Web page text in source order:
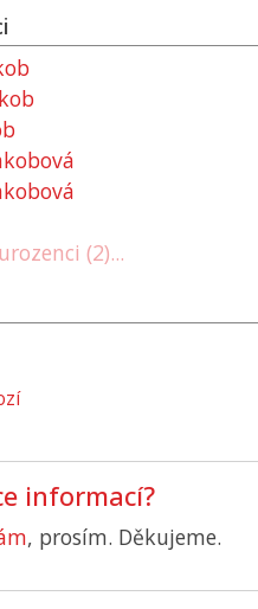
(2)...
informací?
, prosím. Děkujeme.